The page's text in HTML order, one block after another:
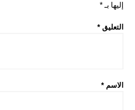
إليها بـ *
التعليق *
الاسم *